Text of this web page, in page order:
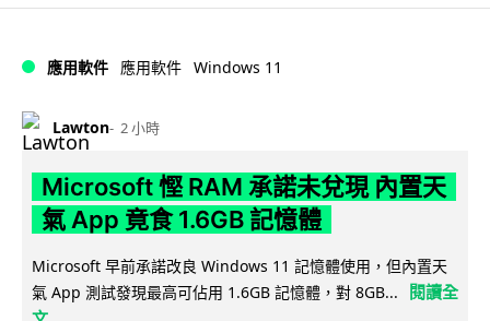
應用軟件 應用軟件 Windows 11
Lawton 2 小時
Microsoft 慳 RAM 承諾未兌現 內置天
氣 App 竟食 1.6GB 記憶體
Microsoft 早前承諾改良 Windows 11 記憶體使用，但內置天
氣 App 測試發現最高可佔用 1.6GB 記憶體，對 8GB...
閱讀全